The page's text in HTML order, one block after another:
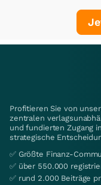
Profitieren Sie von
zentralen
und fundierten Zugang
strategische
✅ Größte Finanz-
✅ über 550.000
✅ rund 2.000 Beiträge